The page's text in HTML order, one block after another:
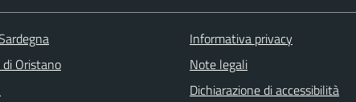
Oristano
Informativa privacy
Note legali
Dichiarazione di accessibilità